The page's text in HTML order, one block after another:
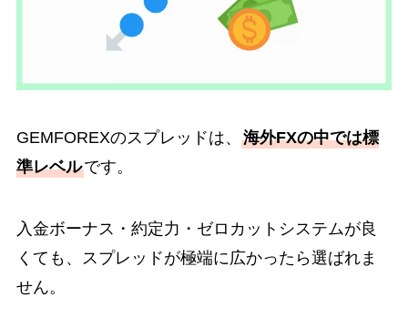
GEMFOREXのスプレッドは、 海外FXの中では標
準レベルです。
入金ボーナス・約定力・ゼロカットシステムが良
くても、スプレッドが極端に広かったら選ばれま
せん。